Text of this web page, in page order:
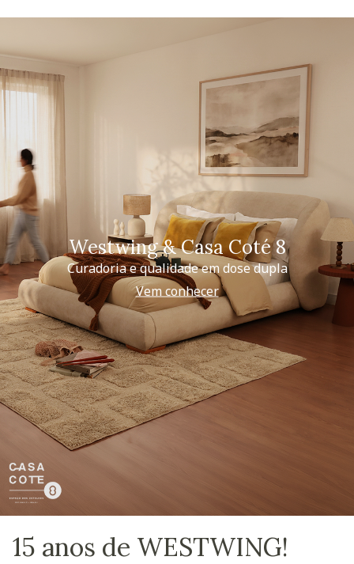
Westwing & Casa Coté 8
Curadoria e qualidade em dose dupla
Vem conhecer
15 anos de WESTWING!